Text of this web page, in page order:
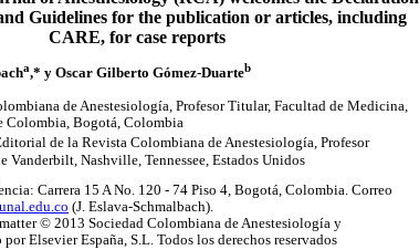
Guidelines for the publication or articles, including
CARE, for case reports
a,* y Oscar Gilberto Gómez-Duarteb
de Anestesiología, Profesor Titular, Facultad de Medicina,
Colombia, Bogotá, Colombia
de la Revista Colombiana de Anestesiología, Profesor
Vanderbilt, Nashville, Tennessee, Estados Unidos
Carrera 15 A No. 120 - 74 Piso 4, Bogotá, Colombia. Correo
(J. Eslava-Schmalbach).
© 2013 Sociedad Colombiana de Anestesiología y
Elsevier España, S.L. Todos los derechos reservados